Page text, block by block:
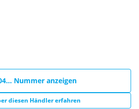
Nummer anzeigen
diesen Händler erfahren